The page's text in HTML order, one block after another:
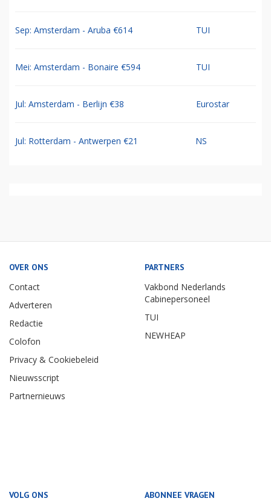
Sep: Amsterdam - Aruba €614 TUI
Mei: Amsterdam - Bonaire €594 TUI
Jul: Amsterdam - Berlijn €38 Eurostar
Jul: Rotterdam - Antwerpen €21 NS
OVER ONS
Contact
Adverteren
Redactie
Colofon
Privacy & Cookiebeleid
Nieuwsscript
Partnernieuws
PARTNERS
Vakbond Nederlands
Cabinepersoneel
TUI
NEWHEAP
VOLG ONS ABONNEE VRAGEN